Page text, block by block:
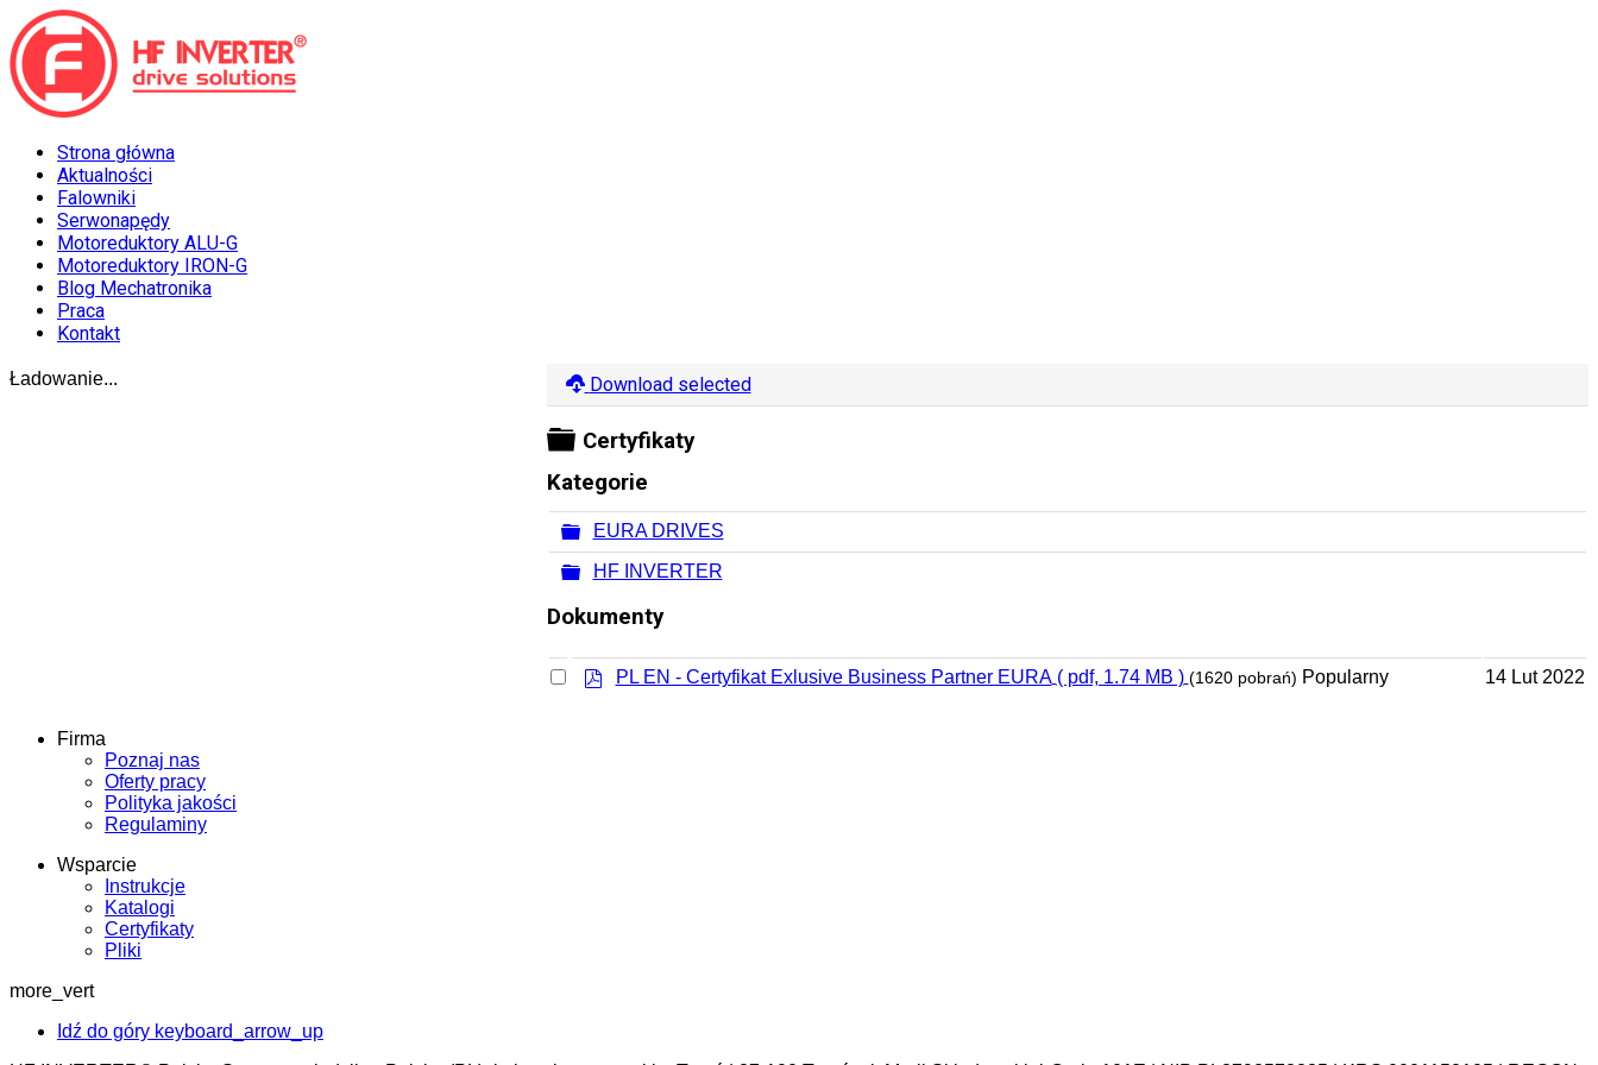
Strona główna
Aktualności
Falowniki
Serwonapędy
Motoreduktory ALU-G
Motoreduktory IRON-G
Blog Mechatronika
Praca
Kontakt
Ładowanie... Download selected
Folder
Certyfikaty
Kategorie
Folder
EURA DRIVES
Folder
HF INVERTER
Dokumenty
pdfPL EN - Certyfikat Exlusive Business Partner EURA ( pdf, 1.74 MB ) (1620 pobrań) Popularny 14 Lut 2022
Firma
Poznaj nas
Oferty pracy
Polityka jakości
Regulaminy
Wsparcie
Instrukcje
Katalogi
Certyfikaty
Pliki
more_vert
Idź do góry keyboard_arrow_up